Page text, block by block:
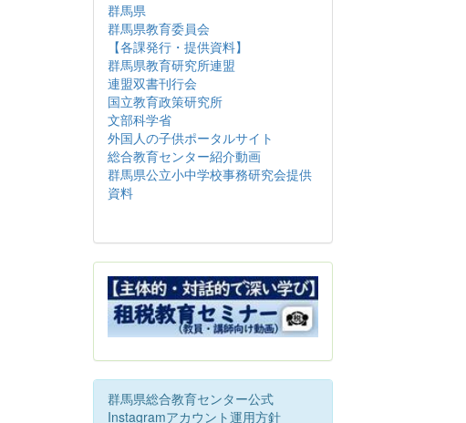
群馬県
群馬県教育委員会
【各課発行・提供資料】
群馬県教育研究所連盟
連盟双書刊行会
国立教育政策研究所
文部科学省
外国人の子供ポータルサイト
総合教育センター紹介動画
群馬県公立小中学校事務研究会提供
資料
群馬県総合教育センター公式
Instagramアカウント運用方針